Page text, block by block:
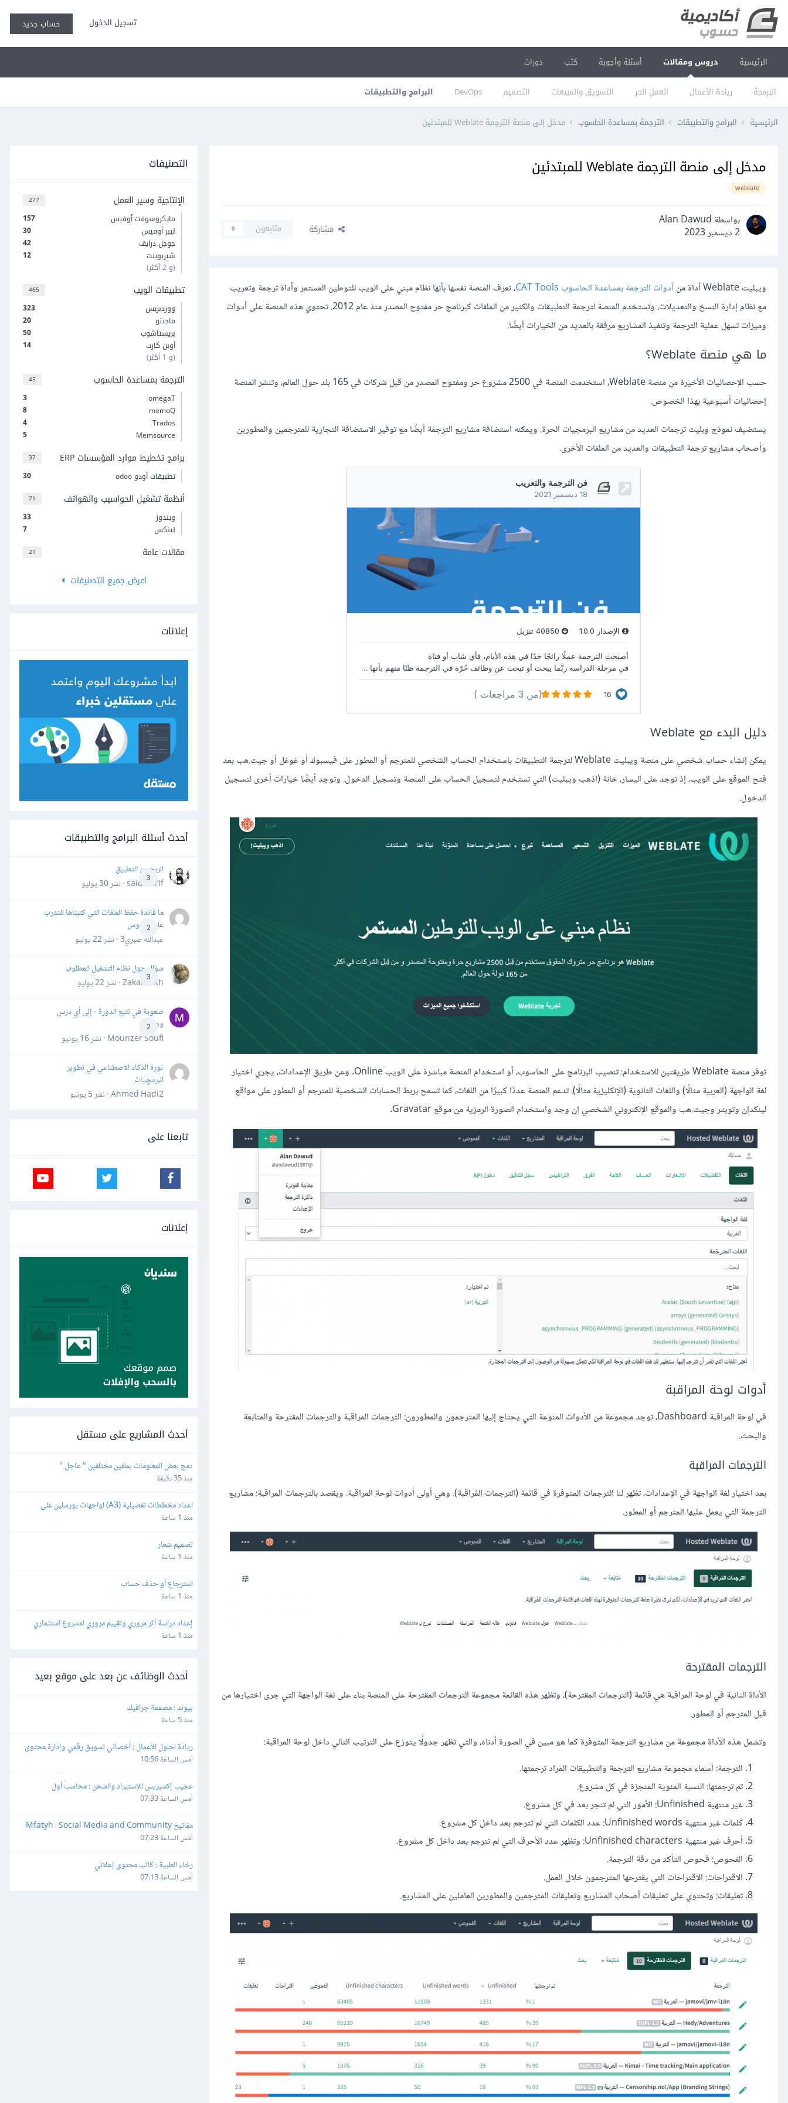
تسجيل الدخول حساب جديد
الرئيسية دروس ومقالات
البرمجة ريادة الأعمال العمل الحر التسويق والمبيعات التصميم DevOps البرامج والتطبيقات
أسئلة وأجوبة كتب دورات
الرئيسية البرامج والتطبيقات الترجمة بمساعدة الحاسوب مدخل إلى منصة الترجمة Weblate للمبتدئين
مدخل إلى منصة الترجمة Weblate للمبتدئين
weblate
بواسطة Alan Dawud
2 ديسمبر 2023
مشاركة متابعون 0
ويبليت Weblate أداة من أدوات الترجمة بمساعدة الحاسوب CAT Tools
، تعرف المنصة نفسها بأنها نظام مبني على الويب للتوطين المستمر وأداة ترجمة وتعريب
مع نظام إدارة النسخ والتعديلات. وتستخدم المنصة لترجمة التطبيقات والكثير من الملفات كبرنامج حر مفتوح المصدر منذ عام 2012. تحتوي هذه المنصة على أدوات
وميزات تسهل عملية الترجمة وتنفيذ المشاريع مرفقة بالعديد من الخيارات أيضًا.
ما هي منصة Weblate؟
حسب الإحصائيات الأخيرة من منصة Weblate، استخدمت المنصة في 2500 مشروع حر ومفتوح المصدر من قبل شركات في 165 بلد حول العالم، وتنشر المنصة
إحصائيات أسبوعية بهذا الخصوص.
يستضيف نموذج وبليت ترجمات العديد من مشاريع البرمجيات الحرة. ويمكنه استضافة مشاريع الترجمة أيضًا مع توفير الاستضافة التجارية للمترجمين والمطورين
وأصحاب مشاريع ترجمة التطبيقات والعديد من الملفات الأخرى.
دليل البدء مع Weblate
يمكن إنشاء حساب شخصي على منصة ويبليت Weblate لترجمة التطبيقات باستخدام الحساب الشخصي للمترجم أو المطور على فيسبوك أو غوغل أو جيت.هب بعد
فتح الموقع على الويب، إذ توجد على اليسار، خانة (اذهب ويبليت) التي تستخدم لتسجيل الحساب على المنصة وتسجيل الدخول. وتوجد أيضًا خيارات أخرى لتسجيل
الدخول.
توفر منصة Weblate طريقتين للاستخدام: تنصيب البرنامج على الحاسوب، أو استخدام المنصة مباشرة على الويب Online. وعن طريق الإعدادات، يجري اختيار
لغة الواجهة (العربية مثالًا) واللغات الثانوية (الإنكليزية مثالًا). تدعم المنصة عددًا كبيرًا من اللغات، كما تسمح بربط الحسابات الشخصية للمترجم أو المطور على مواقع
لينكدإن وتويتر وجيت.هب والموقع الإلكتروني الشخصي إن وجد واستخدام الصورة الرمزية من موقع Gravatar.
أدوات لوحة المراقبة
في لوحة المراقبة Dashboard، توجد مجموعة من الأدوات المنوعة التي يحتاج إليها المترجمون والمطورون: الترجمات المراقبة والترجمات المقترحة والمتابعة
والبحث.
الترجمات المراقبة
بعد اختيار لغة الواجهة في الإعدادات، تظهر لنا الترجمات المتوفرة في قائمة (الترجمات المُراقبة). وهي أولى أدوات لوحة المراقبة. ويقصد بالترجمات المراقبة: مشاريع
الترجمة التي يعمل عليها المترجم أو المطور.
الترجمات المقترحة
الأداة الثانية في لوحة المراقبة هي قائمة (الترجمات المقترحة)، وتظهر هذه القائمة مجموعة الترجمات المقترحة على المنصة بناء على لغة الواجهة التي جرى اختيارها من
قبل المترجم أو المطور.
وتشمل هذه الأداة مجموعة من مشاريع الترجمة المتوفرة كما هو مبين في الصورة أدناه، والتي تظهر جدولًا يتوزع على الترتيب التالي داخل لوحة المراقبة:
الترجمة: أسماء مجموعة مشاريع الترجمة والتطبيقات المراد ترجمتها.
تم ترجمتها: النسبة المئوية المنجزة في كل مشروع.
غير منتهية Unfinished: الأمور التي لم تنجر بعد في كل مشروع.
كلمات غير منتهية Unfinished words: عدد الكلمات التي لم تترجم بعد داخل كل مشروع.
أحرف غير منتهية Unfinished characters: وتظهر عدد الأحرف التي لم تترجم بعد داخل كل مشروع.
الفحوص: فحوص التأكد من دقة الترجمة.
الاقتراحات: الاقتراحات التي يقترحها المترجمون خلال العمل.
تعليقات: وتحتوي على تعليقات أصحاب المشاريع وتعليقات المترجمين والمطورين العاملين على المشاريع.
التصنيفات
277 الإنتاجية وسير العمل
157
مايكروسوفت أوفيس
30
ليبر أوفيس
42
جوجل درايف
12
شيربوينت
(و 2 أكثر)
465 تطبيقات الويب
323
ووردبريس
20
ماجنتو
50
بريستاشوب
14
أوبن كارت
(و 1 أكثر)
45 الترجمة بمساعدة الحاسوب
3
omegaT
8
memoQ
4
Trados
5
Memsource
37 برامج تخطيط موارد المؤسسات ERP
30 تطبيقات أودو odoo
71 أنظمة تشغيل الحواسيب والهواتف
33
ويندوز
7
لينكس
21
مقالات عامة
اعرض جميع التصنيفات
إعلانات
أحدث أسئلة البرامج والتطبيقات
3
الربح من التطبيق
said darif · نشر
30 يوليو
2
ما فائدة حفظ الملفات التي كتبناها للتدرب
على الدروس
عبدالله صبري3 · نشر
22 يوليو
3
سؤال حول نظام التشغيل المطلوب
Zakaria Kh · نشر
22 يوليو
2
صعوبة في تتبع الدورة - إلى أي درس
وصلت؟
Mounzer Soufi · نشر
16 يونيو
0
ثورة الذكاء الاصطناعي في تطوير
البرمجيات
Ahmed Hadi2 · نشر
5 يونيو
تابعنا على
إعلانات
أحدث المشاريع على مستقل
دمج بعض المعلومات بملفين مختلفين " عاجل "
منذ 35 دقيقة
الأوتوكاد
منذ 1 ساعة
تصميم شعار
منذ 1 ساعة
استرجاع أو حذف حساب
منذ 1 ساعة
إعداد دراسة أثر مروري وتقييم مروري لمشروع استثماري
منذ 1 ساعة
أحدث الوظائف عن بعد على موقع بعيد
بيوند : مصممة جرافيك
منذ 5 ساعة
ريادة لحلول الأعمال : أخصائي تسويق رقمي وإدارة محتوى
أمس الساعة 10:56
عجيب إكسبريس للإستيراد والشحن : محاسب أول
أمس الساعة 07:33
Manager
أمس الساعة 07:23
رخاء الطبية : كاتب محتوى إعلاني
أمس الساعة 07:13